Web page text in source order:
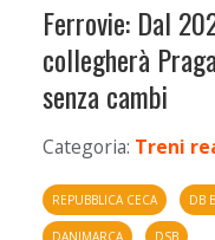
Ferrovie: Dal
collegherà
senza cambi
Categoria: Treni
REPUBBLICA CECA DB
DANIMARCA DSB